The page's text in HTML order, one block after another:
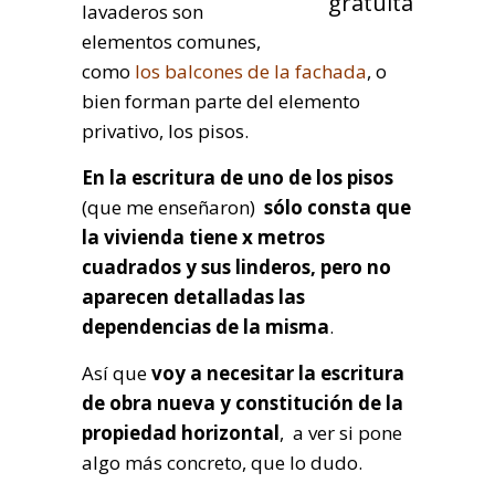
lavaderos son
elementos comunes,
como los balcones de la fachada, o
bien forman parte del elemento
privativo, los pisos.
En la escritura de uno de los pisos
(que me enseñaron) sólo consta que
la vivienda tiene x metros
cuadrados y sus linderos, pero no
aparecen detalladas las
dependencias de la misma.
Así quevoy a necesitar la escritura
de obra nueva y constitución de la
propiedad horizontal, a ver si pone
algo más concreto, que lo dudo.